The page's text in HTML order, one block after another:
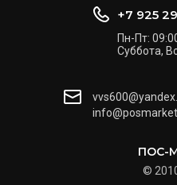
ПОС-
©
+7 925
Пн-Пт:
Cуббота,